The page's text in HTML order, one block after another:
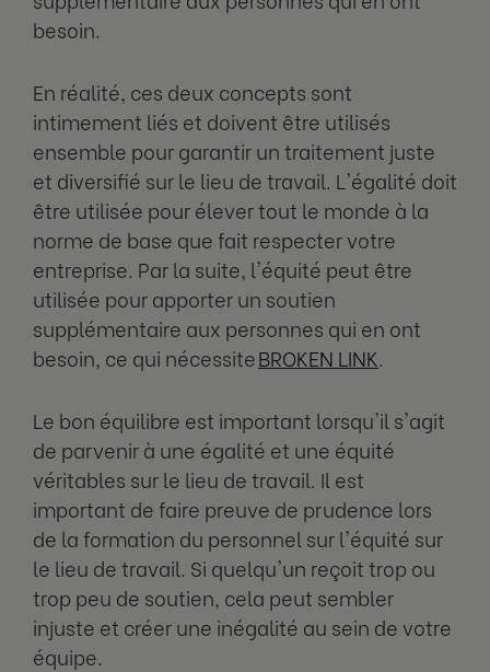
besoin.
En réalité, ces deux concepts sont
intimement liés et doivent être utilisés
ensemble pour garantir un traitement juste
et diversifié sur le lieu de travail. L'égalité doit
être utilisée pour élever tout le monde à la
norme de base que fait respecter votre
entreprise. Par la suite, l'équité peut être
utilisée pour apporter un soutien
supplémentaire aux personnes qui en ont
besoin, ce qui nécessiteBROKEN LINK.
Le bon équilibre est important lorsqu'il s'agit
de parvenir à une égalité et une équité
véritables sur le lieu de travail. Il est
important de faire preuve de prudence lors
de la formation du personnel sur l'équité sur
le lieu de travail. Si quelqu'un reçoit trop ou
trop peu de soutien, cela peut sembler
injuste et créer une inégalité au sein de votre
équipe.